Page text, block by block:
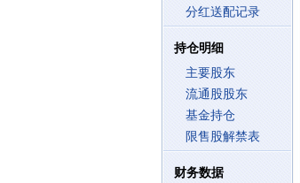
分红送配记录
持仓明细
主要股东
流通股股东
基金持仓
限售股解禁表
财务数据